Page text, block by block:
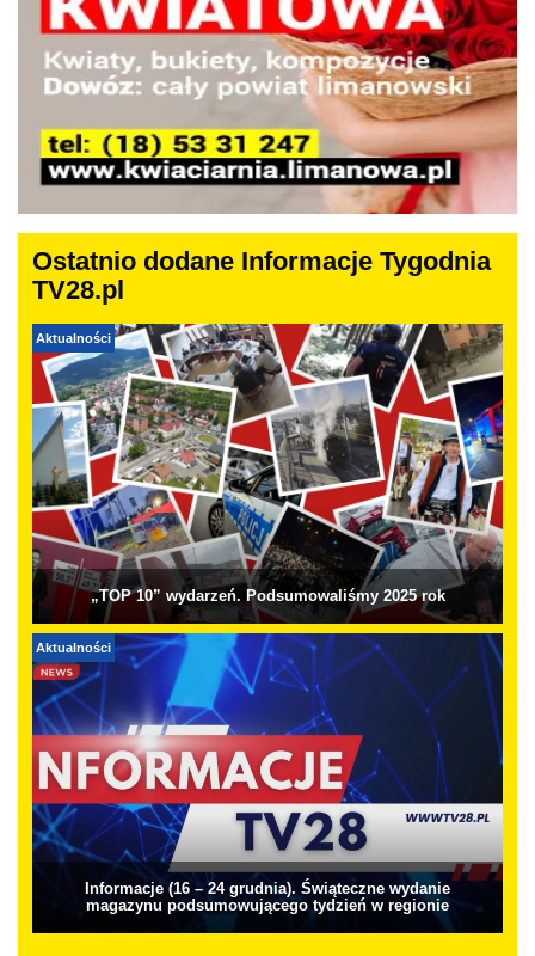
Ostatnio dodane Informacje Tygodnia
TV28.pl
Aktualności
„TOP 10” wydarzeń. Podsumowaliśmy 2025 rok
Aktualności
Informacje (16 – 24 grudnia). Świąteczne wydanie
magazynu podsumowującego tydzień w regionie